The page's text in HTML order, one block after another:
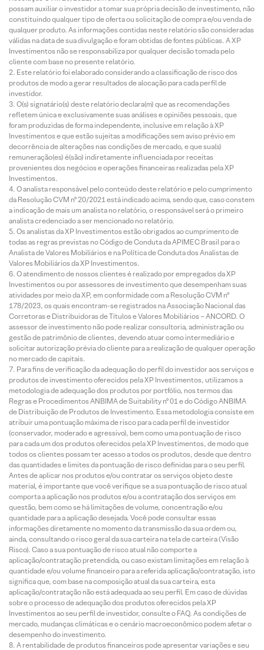
possam auxiliar o investidor a tomar sua própria decisão de investimento, não
constituindo qualquer tipo de oferta ou solicitação de compra e/ou venda de
qualquer produto. As informações contidas neste relatório são consideradas
válidas na data de sua divulgação e foram obtidas de fontes públicas. A XP
Investimentos não se responsabiliza por qualquer decisão tomada pelo
cliente com base no presente relatório.
Este relatório foi elaborado considerando a classificação de risco dos
produtos de modo a gerar resultados de alocação para cada perfil de
investidor.
O(s) signatário(s) deste relatório declara(m) que as recomendações
refletem única e exclusivamente suas análises e opiniões pessoais, que
foram produzidas de forma independente, inclusive em relação à XP
Investimentos e que estão sujeitas a modificações sem aviso prévio em
decorrência de alterações nas condições de mercado, e que sua(s)
remuneração(es) é(são) indiretamente influenciada por receitas
provenientes dos negócios e operações financeiras realizadas pela XP
Investimentos.
O analista responsável pelo conteúdo deste relatório e pelo cumprimento
da Resolução CVM nº 20/2021 está indicado acima, sendo que, caso constem
a indicação de mais um analista no relatório, o responsável será o primeiro
analista credenciado a ser mencionado no relatório.
Os analistas da XP Investimentos estão obrigados ao cumprimento de
todas as regras previstas no Código de Conduta da APIMEC Brasil para o
Analista de Valores Mobiliários e na Política de Conduta dos Analistas de
Valores Mobiliários da XP Investimentos.
O atendimento de nossos clientes é realizado por empregados da XP
Investimentos ou por assessores de investimento que desempenham suas
atividades por meio da XP, em conformidade com a Resolução CVM nº
178/2023, os quais encontram-se registrados na Associação Nacional das
Corretoras e Distribuidoras de Títulos e Valores Mobiliários – ANCORD. O
assessor de investimento não pode realizar consultoria, administração ou
gestão de patrimônio de clientes, devendo atuar como intermediário e
solicitar autorização prévia do cliente para a realização de qualquer operação
no mercado de capitais.
Para fins de verificação da adequação do perfil do investidor aos serviços e
produtos de investimento oferecidos pela XP Investimentos, utilizamos a
metodologia de adequação dos produtos por portfólio, nos termos das
Regras e Procedimentos ANBIMA de Suitability nº 01 e do Código ANBIMA
de Distribuição de Produtos de Investimento. Essa metodologia consiste em
atribuir uma pontuação máxima de risco para cada perfil de investidor
(conservador, moderado e agressivo), bem como uma pontuação de risco
para cada um dos produtos oferecidos pela XP Investimentos, de modo que
todos os clientes possam ter acesso a todos os produtos, desde que dentro
das quantidades e limites da pontuação de risco definidas para o seu perfil.
Antes de aplicar nos produtos e/ou contratar os serviços objeto deste
material, é importante que você verifique se a sua pontuação de risco atual
comporta a aplicação nos produtos e/ou a contratação dos serviços em
questão, bem como se há limitações de volume, concentração e/ou
quantidade para a aplicação desejada. Você pode consultar essas
informações diretamente no momento da transmissão da sua ordem ou,
ainda, consultando o risco geral da sua carteira na tela de carteira (Visão
Risco). Caso a sua pontuação de risco atual não comporte a
aplicação/contratação pretendida, ou caso existam limitações em relação à
quantidade e/ou volume financeiro para a referida aplicação/contratação, isto
significa que, com base na composição atual da sua carteira, esta
aplicação/contratação não está adequada ao seu perfil. Em caso de dúvidas
sobre o processo de adequação dos produtos oferecidos pela XP
Investimentos ao seu perfil de investidor, consulte o FAQ. As condições de
mercado, mudanças climáticas e o cenário macroeconômico podem afetar o
desempenho do investimento.
A rentabilidade de produtos financeiros pode apresentar variações e seu